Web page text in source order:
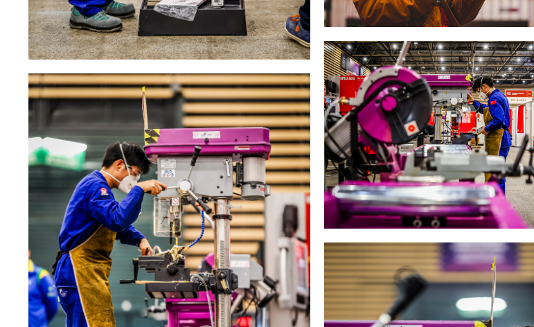
Meules de tourets
Feutres à polir
Bandes sans fin
Rouleaux d'atelier
OUTILS COUPANTS
Fraises scies
Fraise HSS
Forets métaux